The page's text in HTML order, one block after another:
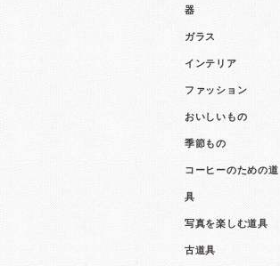
器
ガラス
インテリア
ファッション
おいしいもの
季節もの
コーヒーのための道
具
写真を楽しむ道具
古道具